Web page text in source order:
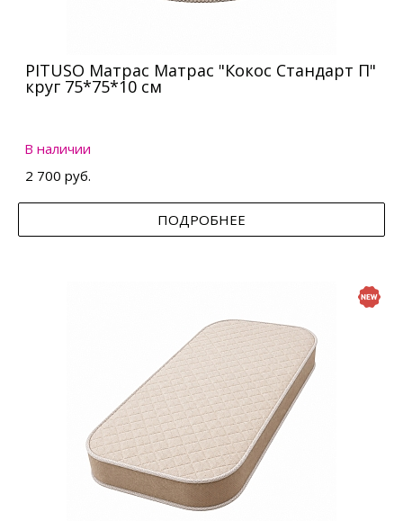
PITUSO Матрас Матрас "Кокос Стандарт П"
круг 75*75*10 см
В наличии
2 700 руб.
ПОДРОБНЕЕ